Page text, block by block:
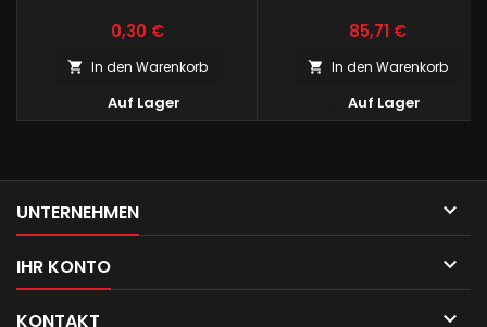
Preis
0,30 €
 In den Warenkorb
Auf Lager
Preis
85,71 €
 In den Warenkorb
Auf Lager
UNTERNEHMEN 
IHR KONTO 
KONTAKT 